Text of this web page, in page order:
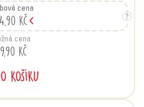
cena
Kč
cena
Kč
KOŠÍKU